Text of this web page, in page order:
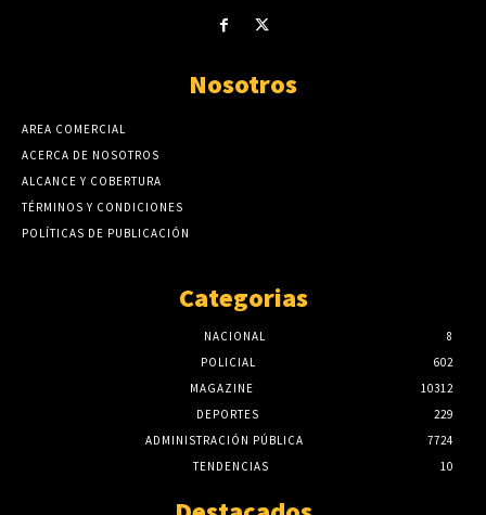
Nosotros
AREA COMERCIAL
ACERCA DE NOSOTROS
ALCANCE Y COBERTURA
TÉRMINOS Y CONDICIONES
POLÍTICAS DE PUBLICACIÓN
Categorias
NACIONAL
8
POLICIAL
602
MAGAZINE
10312
DEPORTES
229
ADMINISTRACIÓN PÚBLICA
7724
TENDENCIAS
10